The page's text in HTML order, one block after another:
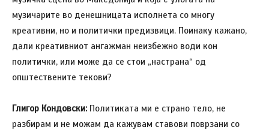
музичарите во денешницата исполнета со многу
креативни, но и политички предизвици. Поинаку кажано,
дали креативниот ангажман неизбежно води кон
политички, или може да се стои „настрана“ од
општествените текови?
Глигор Кондовски: Политиката ми е страно тело, не
разбирам и не можам да кажувам ставови поврзани со